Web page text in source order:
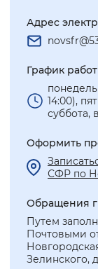
Адреc
График
14:00),
суббота,
Оформить
СФР по
Обращения
Путем
Почтовыми
Зелинского,